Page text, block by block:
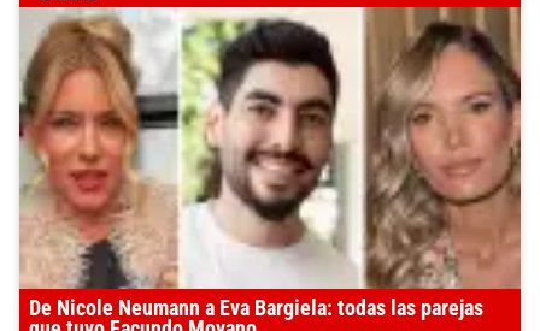
De Nicole Neumann a Eva Bargiela: todas las parejas